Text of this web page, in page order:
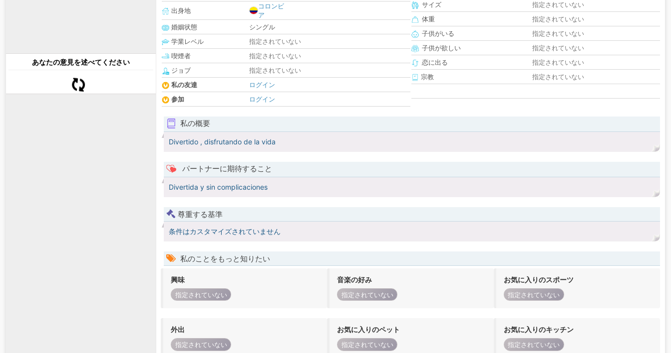
あなたの意見を述べてください
出身地
コロンビ
ア
婚姻状態
シングル
学業レベル
指定されていない
喫煙者
指定されていない
ジョブ
指定されていない
私の友達
ログイン
参加
ログイン
サイズ
指定されていない
体重
指定されていない
子供がいる
指定されていない
子供が欲しい
指定されていない
恋に出る
指定されていない
宗教
指定されていない
私の概要
Divertido , disfrutando de la vida
パートナーに期待すること
Divertida y sin complicaciones
尊重する基準
条件はカスタマイズされていません
私のことをもっと知りたい
興味
指定されていない
音楽の好み
指定されていない
お気に入りのスポーツ
指定されていない
外出
指定されていない
お気に入りのペット
指定されていない
お気に入りのキッチン
指定されていない